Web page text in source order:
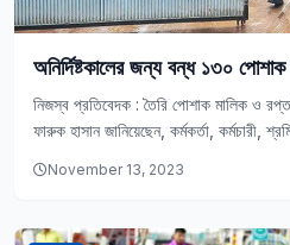
অনির্দিষ্টকালের জন্য বন্ধ ১৩০
নিজস্ব প্রতিবেদক : তৈরি পোশাক মালিক ও
ফারুক হাসান জানিয়েছেন, কর্মকর্তা, কর্মচারী,
November 13, 2023